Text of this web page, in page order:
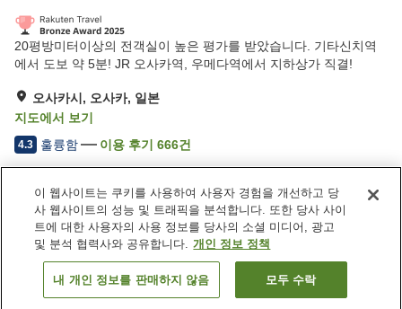
20평방미터이상의 전객실이 높은 평가를 받았습니다. 기타신치역
에서 도보 약 5분! JR 오사카역, 우메다역에서 지하상가 직결!
오사카시, 오사카, 일본
지도에서 보기
4.3 훌륭함 이용 후기 666건
숙소 편의 시설/서비스
Wi-Fi
주차장
카페
완전 금연
일본 오사카 오사카시 호텔 엘세란 오사카
객실 보기
이 웹사이트는 쿠키를 사용하여 사용자 경험을 개선하고 당
사 웹사이트의 성능 및 트래픽을 분석합니다. 또한 당사 사이
트에 대한 사용자의 사용 정보를 당사의 소셜 미디어, 광고
및 분석 협력사와 공유합니다. 개인 정보 정책
내 개인 정보를 판매하지 않음 모두 수락